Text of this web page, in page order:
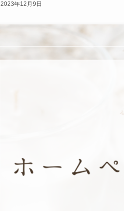
2023年12月9日